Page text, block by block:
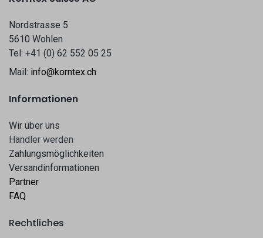
Nordstrasse 5
5610 Wohlen
Tel: +41 (0) 62 552 05 25
Mail: info@korntex.ch
Informationen
Wir über uns
Hä​​ndle​​r werden​​
Zahlungsmöglichkeiten
Versandinformationen
Partner
FAQ
Rechtliches